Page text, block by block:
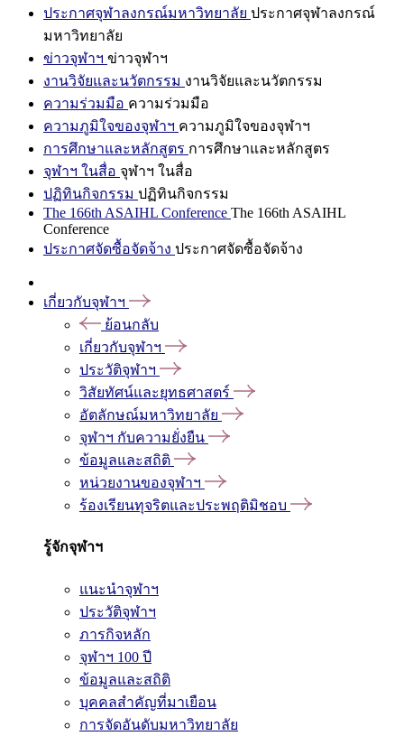
ประกาศจุฬาลงกรณ์มหาวิทยาลัย ประกาศจุฬาลงกรณ์
มหาวิทยาลัย
ข่าวจุฬาฯ ข่าวจุฬาฯ
งานวิจัยและนวัตกรรม งานวิจัยและนวัตกรรม
ความร่วมมือ ความร่วมมือ
ความภูมิใจของจุฬาฯ ความภูมิใจของจุฬาฯ
การศึกษาและหลักสูตร การศึกษาและหลักสูตร
จุฬาฯ ในสื่อ จุฬาฯ ในสื่อ
ปฏิทินกิจกรรม ปฏิทินกิจกรรม
The 166th ASAIHL Conference The 166th ASAIHL
Conference
ประกาศจัดซื้อจัดจ้าง ประกาศจัดซื้อจัดจ้าง
เกี่ยวกับจุฬาฯ
ย้อนกลับ
เกี่ยวกับจุฬาฯ
ประวัติจุฬาฯ
วิสัยทัศน์และยุทธศาสตร์
อัตลักษณ์มหาวิทยาลัย
จุฬาฯ กับความยั่งยืน
ข้อมูลและสถิติ
หน่วยงานของจุฬาฯ
ร้องเรียนทุจริตและประพฤติมิชอบ
รู้จักจุฬาฯ
แนะนำจุฬาฯ
ประวัติจุฬาฯ
ภารกิจหลัก
จุฬาฯ 100 ปี
ข้อมูลและสถิติ
บุคคลสำคัญที่มาเยือน
การจัดอันดับมหาวิทยาลัย